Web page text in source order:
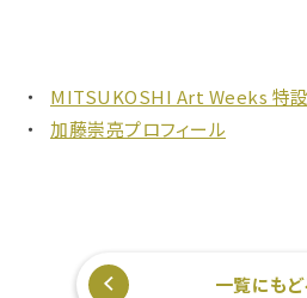
MITSUKOSHI Art Weeks 特
加藤崇亮プロフィール
一覧にもど